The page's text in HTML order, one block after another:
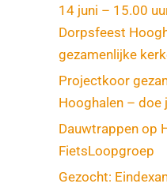
14 juni – 15.00
Dorpsfeest
gezamenlijke
Projectkoor
Hooghalen – doe
Dauwtrappen op
FietsLoopgroep
Gezocht: